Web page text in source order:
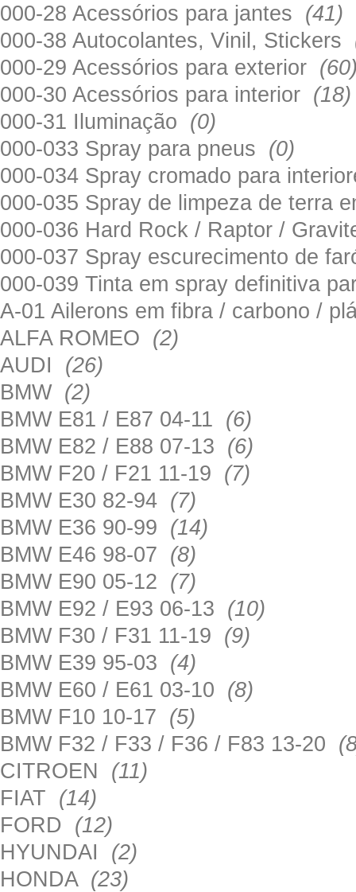
000-28 Acessórios para jantes (41)
000-38 Autocolantes, Vinil, Stickers
000-29 Acessórios para exterior
000-30 Acessórios para interior (18)
000-31 Iluminação (0)
000-033 Spray para pneus (0)
000-034 Spray cromado para
000-035 Spray de limpeza de terra
000-036 Hard Rock / Raptor /
000-037 Spray escurecimento de
000-039 Tinta em spray definitiva
A-01 Ailerons em fibra / carbono /
ALFA ROMEO (2)
AUDI (26)
BMW (2)
BMW E81 / E87 04-11 (6)
BMW E82 / E88 07-13 (6)
BMW F20 / F21 11-19 (7)
BMW E30 82-94 (7)
BMW E36 90-99 (14)
BMW E46 98-07 (8)
BMW E90 05-12 (7)
BMW E92 / E93 06-13 (10)
BMW F30 / F31 11-19 (9)
BMW E39 95-03 (4)
BMW E60 / E61 03-10 (8)
BMW F10 10-17 (5)
BMW F32 / F33 / F36 / F83 13-20
CITROEN (11)
FIAT (14)
FORD (12)
HYUNDAI (2)
HONDA (23)